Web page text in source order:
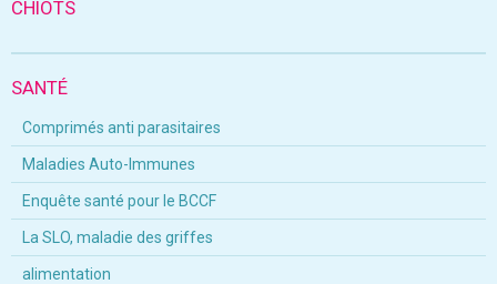
CHIOTS
SANTÉ
Comprimés anti parasitaires
Maladies Auto-Immunes
Enquête santé pour le BCCF
La SLO, maladie des griffes
alimentation